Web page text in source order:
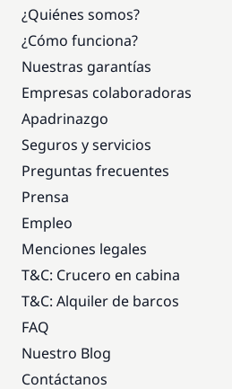
¿Quiénes somos?
¿Cómo funciona?
Nuestras garantías
Empresas colaboradoras
Apadrinazgo
Seguros y servicios
Preguntas frecuentes
Prensa
Empleo
Menciones legales
T&C: Crucero en cabina
T&C: Alquiler de barcos
FAQ
Nuestro Blog
Contáctanos